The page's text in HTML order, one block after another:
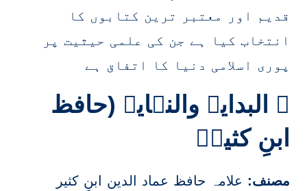
قدیم اور معتبر ترین کتابوں کا
انتخاب کیا ہے جن کی علمی حیثیت پر
پوری اسلامی دنیا کا اتفاق ہے
۔ البدایہ والنہایہ (حافظ
ابنِ کثیرؒ
مصنف: علامہ حافظ عماد الدین ابنِ کثیر